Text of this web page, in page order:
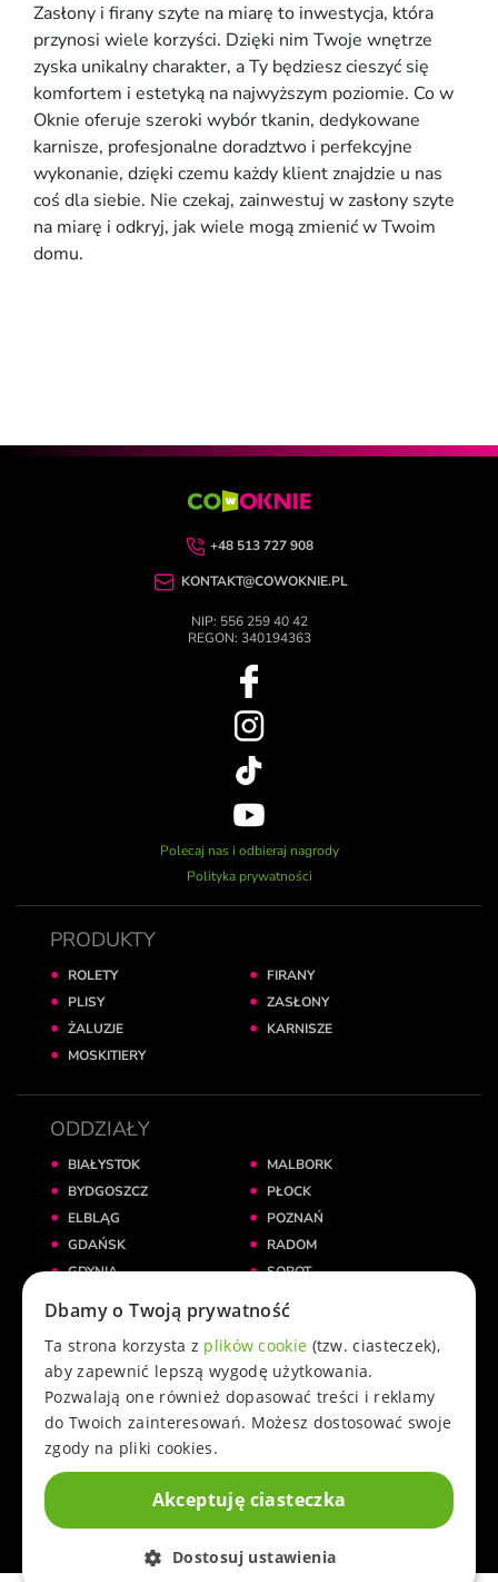
Zasłony i firany szyte na miarę to inwestycja, która
przynosi wiele korzyści. Dzięki nim Twoje wnętrze
zyska unikalny charakter, a Ty będziesz cieszyć się
komfortem i estetyką na najwyższym poziomie. Co w
Oknie oferuje szeroki wybór tkanin, dedykowane
karnisze, profesjonalne doradztwo i perfekcyjne
wykonanie, dzięki czemu każdy klient znajdzie u nas
coś dla siebie. Nie czekaj, zainwestuj w zasłony szyte
na miarę i odkryj, jak wiele mogą zmienić w Twoim
domu.
+48 513 727 908
KONTAKT@COWOKNIE.PL
NIP: 556 259 40 42
REGON: 340194363
Polecaj nas i odbieraj nagrody
Polityka prywatności
PRODUKTY
ROLETY
PLISY
ŻALUZJE
MOSKITIERY
FIRANY
ZASŁONY
KARNISZE
ODDZIAŁY
BIAŁYSTOK
BYDGOSZCZ
ELBLĄG
GDAŃSK
GDYNIA
GRUDZIĄDZ
INOWROCŁAW
KATOWICE
KRAKÓW
KWIDZYN
ŁÓDŹ
MALBORK
PŁOCK
POZNAŃ
RADOM
SOPOT
WARSZAWA
WROCŁAW
ŻNIN
© 2025 przez Cowoknie.pl. Wszelkie prawa zastrzeżone.
Dbamy o Twoją prywatność
Ta strona korzysta z plików cookie (tzw. ciasteczek),
aby zapewnić lepszą wygodę użytkowania.
Pozwalają one również dopasować treści i reklamy
do Twoich zainteresowań. Możesz dostosować swoje
zgody na pliki cookies.
Akceptuję ciasteczka
Dostosuj ustawienia